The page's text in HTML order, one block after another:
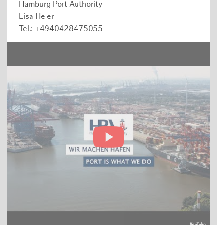
Hamburg Port Authority
Lisa Heier
Tel.: +4940428475055